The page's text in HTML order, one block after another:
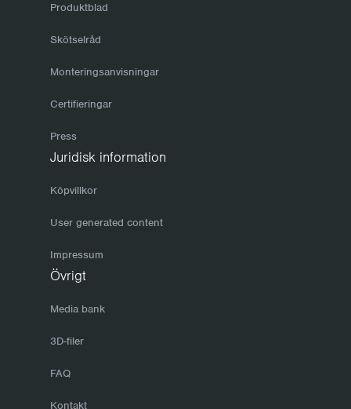
Produktblad
Skötselråd
Monteringsanvisningar
Certifieringar
Press
Juridisk information
Köpvillkor
User generated content
Impressum
Övrigt
Media bank
3D-filer
FAQ
Kontakt